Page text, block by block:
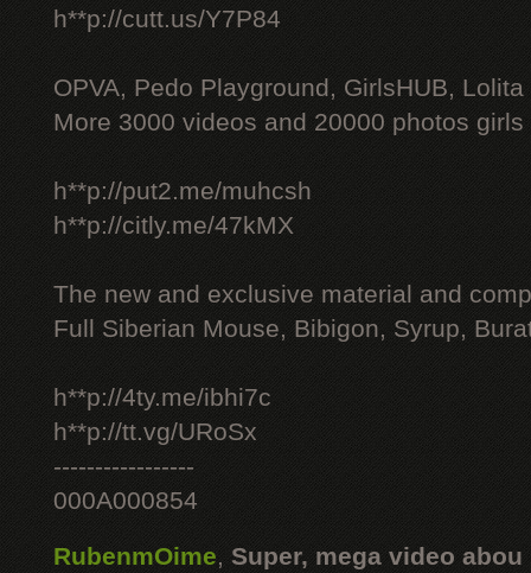
h**p://cutt.us/Y7P84
OPVA, Pedo Playground, GirlsHUB, Lolita
More 3000 videos and 20000 photos
h**p://put2.me/muhcsh
h**p://citly.me/47kMX
The new and exclusive material and
Full Siberian Mouse, Bibigon, Syrup,
h**p://4ty.me/ibhi7c
h**p://tt.vg/URoSx
-----------------
000A000854
RubenmOime, Super, mega video abou